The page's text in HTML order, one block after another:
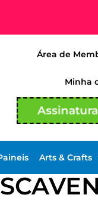
Área de
Minha
Arts & Crafts